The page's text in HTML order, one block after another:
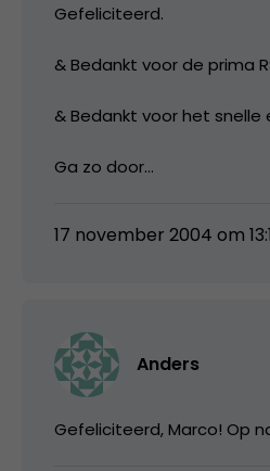
Gefeliciteerd.
& Bedankt voor de prima
& Bedankt voor het snelle
Ga zo door…
17 november 2004 om
Anders
Gefeliciteerd, Marco! Op